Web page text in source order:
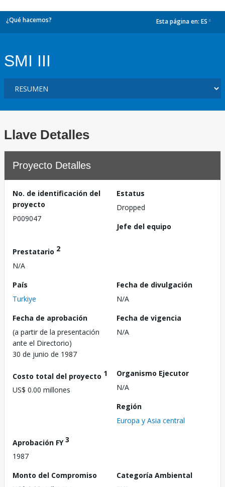
¿Qué hacemos? Esta página en: ES
SMI III
Llave Detalles
Proyecto Detalles
No. de identificación del
proyecto
P009047
Estatus
Dropped
Jefe del equipo
Prestatario 2
N/A
País
Turkiye
Fecha de divulgación
N/A
Fecha de aprobación
(a partir de la presentación
ante el Directorio)
30 de junio de 1987
Fecha de vigencia
N/A
Costo total del proyecto 1
US$ 0.00 millones
Organismo Ejecutor
N/A
Región
Europa y Asia central
Aprobación FY3
1987
Monto del Compromiso
Categoría Ambiental